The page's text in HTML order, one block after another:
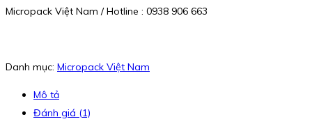
Micropack Việt Nam / Hotline : 0938 906 663
Danh mục: Micropack Việt Nam
Mô tả
Đánh giá (1)